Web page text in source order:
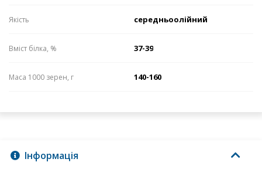
Якість середньоолійний
Вміст білка, % 37-39
Маса 1000 зерен, г 140-160
Інформація